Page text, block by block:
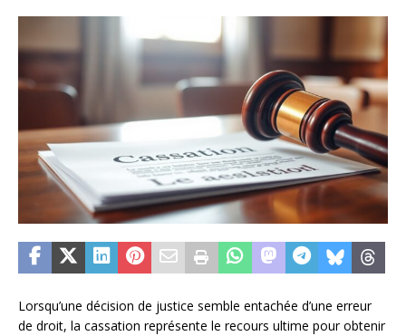
Lorsqu’une décision de justice semble entachée d’une erreur
de droit, la cassation représente le recours ultime pour obtenir